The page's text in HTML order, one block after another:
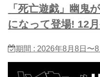
「死亡遊戯」幽鬼
になって登場! 12
期間 : 2026年8月8日〜8